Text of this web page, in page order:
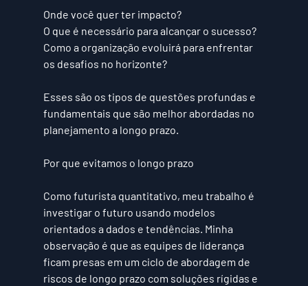
Onde você quer ter impacto?
O que é necessário para alcançar o sucesso?
Como a organização evoluirá para enfrentar
os desafios no horizonte?
Esses são os tipos de questões profundas e
fundamentais que são melhor abordadas no
planejamento a longo prazo.
Por que evitamos o longo prazo
Como futurista quantitativo, meu trabalho é
investigar o futuro usando modelos
orientados a dados e tendências. Minha
observação é que as equipes de liderança
ficam presas em um ciclo de abordagem de
riscos de longo prazo com soluções rígidas e